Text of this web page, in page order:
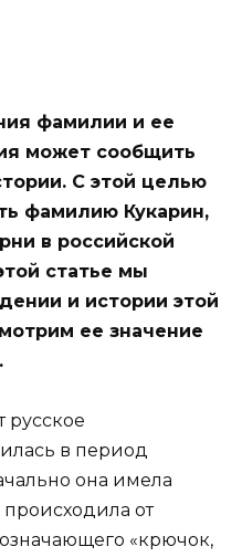
фамилии и ее
может сообщить
С этой целью
фамилию Кукарин,
в российской
статье мы
и истории этой
ее значение
в период
она имела
происходила от
«крючок,